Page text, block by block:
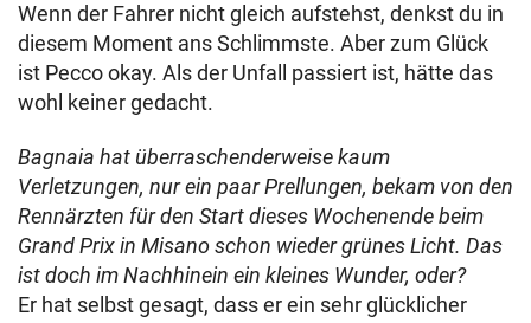
Wenn der Fahrer nicht gleich aufstehst, denkst du in
diesem Moment ans Schlimmste. Aber zum Glück
ist Pecco okay. Als der Unfall passiert ist, hätte das
wohl keiner gedacht.
Bagnaia hat überraschenderweise kaum
Verletzungen, nur ein paar Prellungen, bekam von den
Rennärzten für den Start dieses Wochenende beim
Grand Prix in Misano schon wieder grünes Licht. Das
ist doch im Nachhinein ein kleines Wunder, oder?
Er hat selbst gesagt, dass er ein sehr glücklicher